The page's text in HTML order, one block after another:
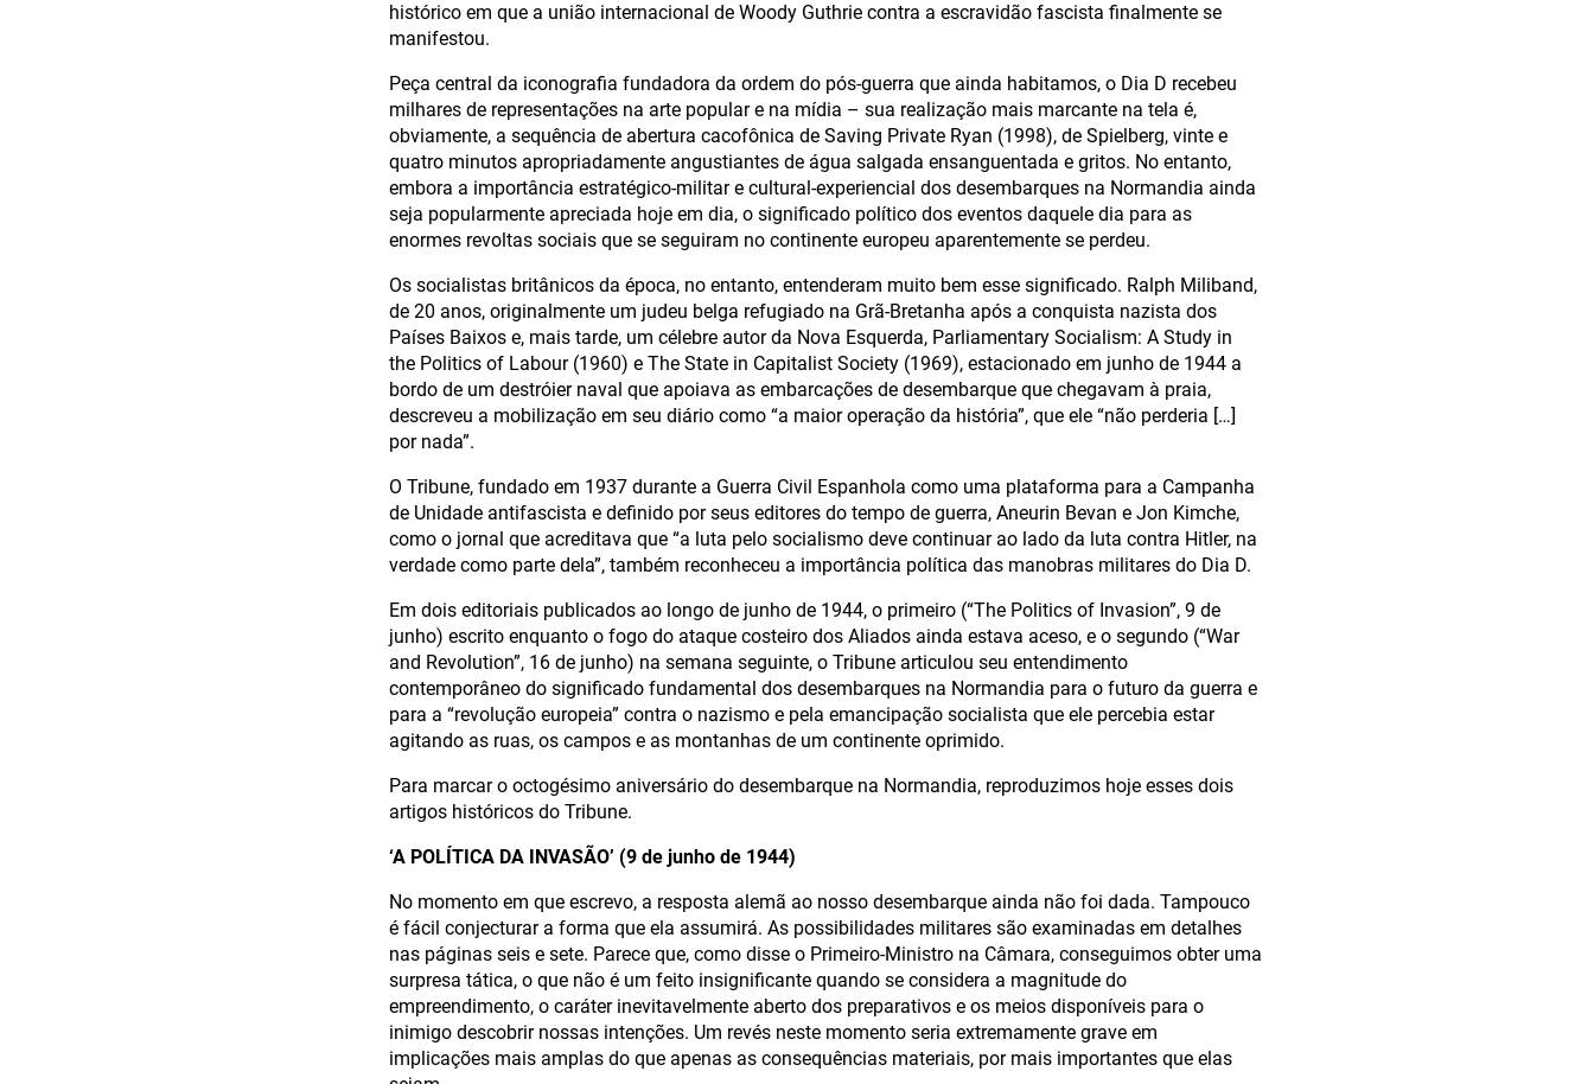
histórico em que a união internacional de Woody Guthrie contra a escravidão fascista finalmente se
manifestou.
Peça central da iconografia fundadora da ordem do pós-guerra que ainda habitamos, o Dia D recebeu
milhares de representações na arte popular e na mídia – sua realização mais marcante na tela é,
obviamente, a sequência de abertura cacofônica de Saving Private Ryan (1998), de Spielberg, vinte e
quatro minutos apropriadamente angustiantes de água salgada ensanguentada e gritos. No entanto,
embora a importância estratégico-militar e cultural-experiencial dos desembarques na Normandia ainda
seja popularmente apreciada hoje em dia, o significado político dos eventos daquele dia para as
enormes revoltas sociais que se seguiram no continente europeu aparentemente se perdeu.
Os socialistas britânicos da época, no entanto, entenderam muito bem esse significado. Ralph Miliband,
de 20 anos, originalmente um judeu belga refugiado na Grã-Bretanha após a conquista nazista dos
Países Baixos e, mais tarde, um célebre autor da Nova Esquerda, Parliamentary Socialism: A Study in
the Politics of Labour (1960) e The State in Capitalist Society (1969), estacionado em junho de 1944 a
bordo de um destróier naval que apoiava as embarcações de desembarque que chegavam à praia,
descreveu a mobilização em seu diário como “a maior operação da história”, que ele “não perderia […]
por nada”.
O Tribune, fundado em 1937 durante a Guerra Civil Espanhola como uma plataforma para a Campanha
de Unidade antifascista e definido por seus editores do tempo de guerra, Aneurin Bevan e Jon Kimche,
como o jornal que acreditava que “a luta pelo socialismo deve continuar ao lado da luta contra Hitler, na
verdade como parte dela”, também reconheceu a importância política das manobras militares do Dia D.
Em dois editoriais publicados ao longo de junho de 1944, o primeiro (“The Politics of Invasion”, 9 de
junho) escrito enquanto o fogo do ataque costeiro dos Aliados ainda estava aceso, e o segundo (“War
and Revolution”, 16 de junho) na semana seguinte, o Tribune articulou seu entendimento
contemporâneo do significado fundamental dos desembarques na Normandia para o futuro da guerra e
para a “revolução europeia” contra o nazismo e pela emancipação socialista que ele percebia estar
agitando as ruas, os campos e as montanhas de um continente oprimido.
Para marcar o octogésimo aniversário do desembarque na Normandia, reproduzimos hoje esses dois
artigos históricos do Tribune.
‘A POLÍTICA DA INVASÃO’ (9 de junho de 1944)
No momento em que escrevo, a resposta alemã ao nosso desembarque ainda não foi dada. Tampouco
é fácil conjecturar a forma que ela assumirá. As possibilidades militares são examinadas em detalhes
nas páginas seis e sete. Parece que, como disse o Primeiro-Ministro na Câmara, conseguimos obter uma
surpresa tática, o que não é um feito insignificante quando se considera a magnitude do
empreendimento, o caráter inevitavelmente aberto dos preparativos e os meios disponíveis para o
inimigo descobrir nossas intenções. Um revés neste momento seria extremamente grave em
implicações mais amplas do que apenas as consequências materiais, por mais importantes que elas